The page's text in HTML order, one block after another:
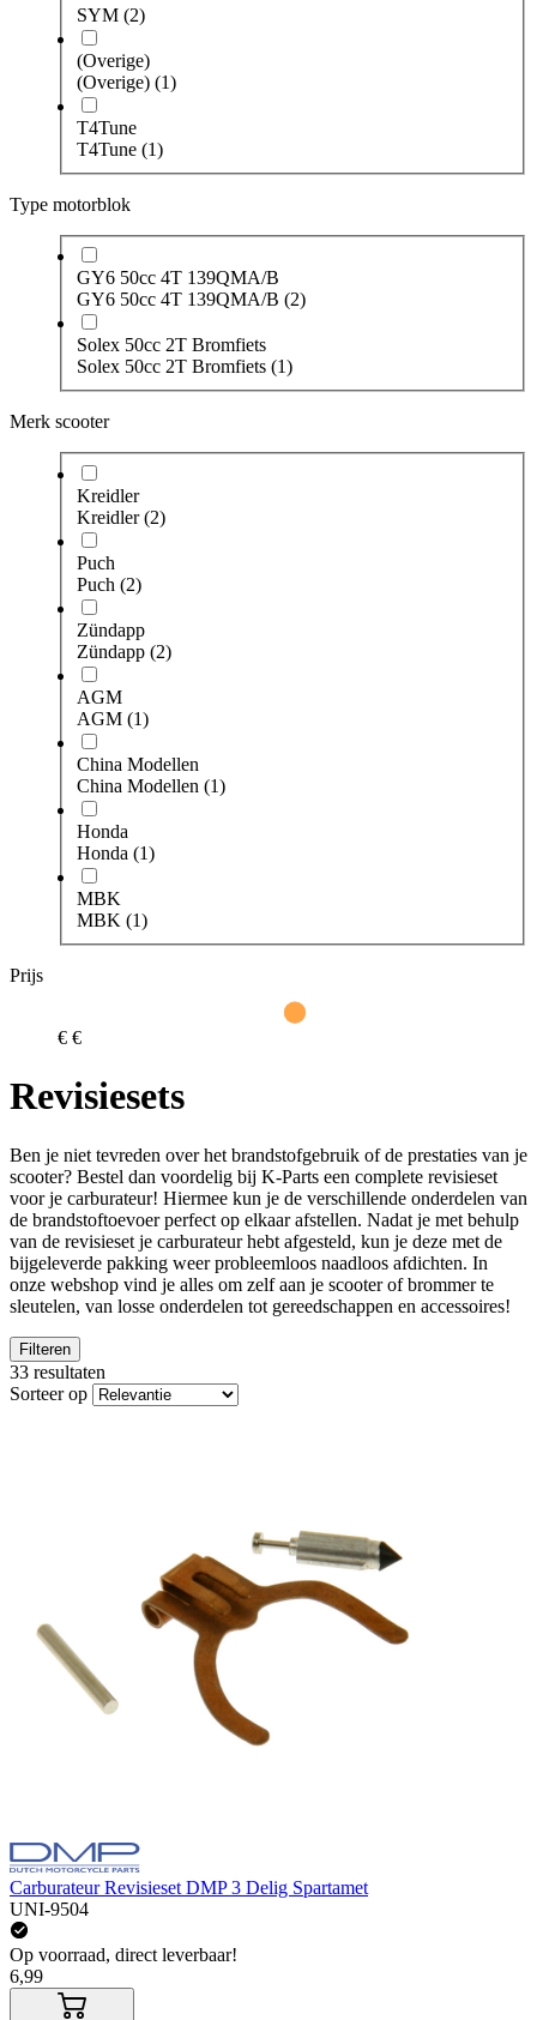
SYM (2)
(Overige)
(Overige) (1)
T4Tune
T4Tune (1)
Type motorblok
GY6 50cc 4T 139QMA/B
GY6 50cc 4T 139QMA/B (2)
Solex 50cc 2T Bromfiets
Solex 50cc 2T Bromfiets (1)
Merk scooter
Kreidler
Kreidler(2)
Puch
Puch (2)
Zündapp
Zündapp (2)
AGM
AGM (1)
China Modellen
China Modellen (1)
Honda
Honda (1)
MBK
MBK (1)
Prijs
€ €
Revisiesets
Ben je niet tevreden over het brandstofgebruik of de prestaties van je
scooter? Bestel dan voordelig bij K-Parts een complete revisieset
voor je carburateur! Hiermee kun je de verschillende onderdelen van
de brandstoftoevoer perfect op elkaar afstellen. Nadat je met behulp
van de revisieset je carburateur hebt afgesteld, kun je deze met de
bijgeleverde pakking weer probleemloos naadloos afdichten. In
onze webshop vind je alles om zelf aan je scooter of brommer te
sleutelen, van losse onderdelen tot gereedschappen en accessoires!
Filteren
33 resultaten
Sorteer op
Carburateur Revisieset DMP 3 Delig Spartamet
UNI-9504
Op voorraad, direct leverbaar!
6,99